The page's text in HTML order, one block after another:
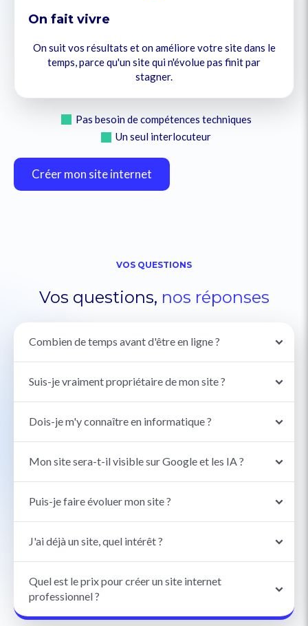
On fait vivre
On suit vos résultats et on améliore votre site dans le
temps, parce qu'un site qui n'évolue pas finit par
stagner.
Pas besoin de compétences techniques
Un seul interlocuteur
Créer mon site internet
VOS QUESTIONS
Vos questions, nos réponses
Combien de temps avant d'être en ligne ?
Suis-je vraiment propriétaire de mon site ?
Dois-je m'y connaître en informatique ?
Mon site sera-t-il visible sur Google et les IA ?
Puis-je faire évoluer mon site ?
J'ai déjà un site, quel intérêt ?
Quel est le prix pour créer un site internet
professionnel ?